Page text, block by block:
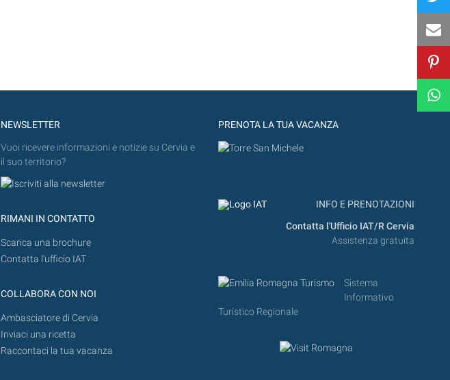
NEWSLETTER
Vuoi ricevere informazioni e notizie su Cervia e
il suo territorio?
RIMANI IN CONTATTO
Scarica una brochure
Contatta l'ufficio IAT
COLLABORA CON NOI
Ambasciatore di Cervia
Inviaci una ricetta
Raccontaci la tua vacanza
PRENOTA LA TUA VACANZA
INFO E PRENOTAZIONI
Contatta l'Ufficio IAT/R Cervia
Assistenza gratuita
Sistema
Informativo
Turistico Regionale